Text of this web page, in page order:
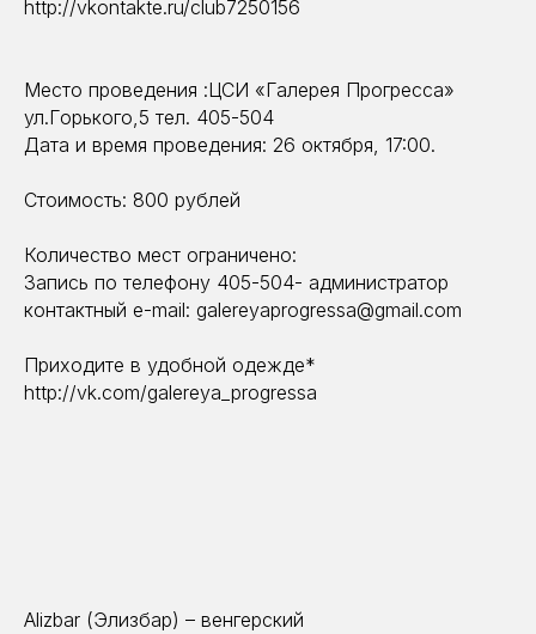
http://vkontakte.ru/club7250156
Место проведения :ЦСИ «Галерея Прогресса»
ул.Горького,5 тел. 405-504
Дата и время проведения: 26 октября, 17:00.
Cтоимость: 800 рублей
Количество мест ограничено:
Запись по телефону 405-504- администратор
контактный e-mail: galereyaprogressa@gmail.com
Приходите в удобной одежде*
http://vk.com/galereya_progressa
Alizbar (Элизбар) – венгерский